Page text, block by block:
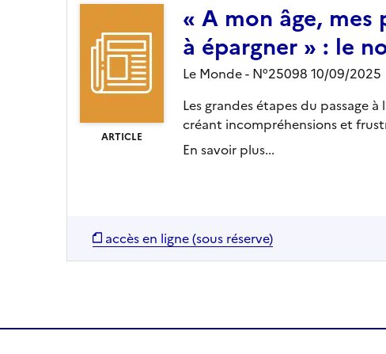
ARTICLE
« A mon âge,
à épargner » : le
Le Monde - N°25098 10/09/2025
Les grandes étapes du passage
créant incompréhensions et
En savoir plus...
accès en ligne (sous réserve)